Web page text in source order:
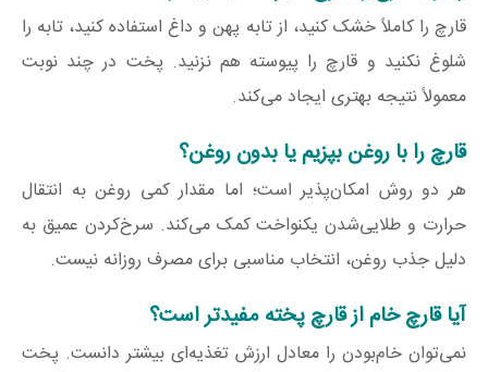
قارچ را کاملاً خشک کنید، از تابه پهن و داغ استفاده کنید، تابه را
شلوغ نکنید و قارچ را پیوسته هم نزنید. پخت در چند نوبت
معمولاً نتیجه بهتری ایجاد می‌کند.
قارچ را با روغن بپزیم یا بدون روغن؟
هر دو روش امکان‌پذیر است؛ اما مقدار کمی روغن به انتقال
حرارت و طلایی‌شدن یکنواخت کمک می‌کند. سرخ‌کردن عمیق به
دلیل جذب روغن، انتخاب مناسبی برای مصرف روزانه نیست.
آیا قارچ خام از قارچ پخته مفیدتر است؟
نمی‌توان خام‌بودن را معادل ارزش تغذیه‌ای بیشتر دانست. پخت